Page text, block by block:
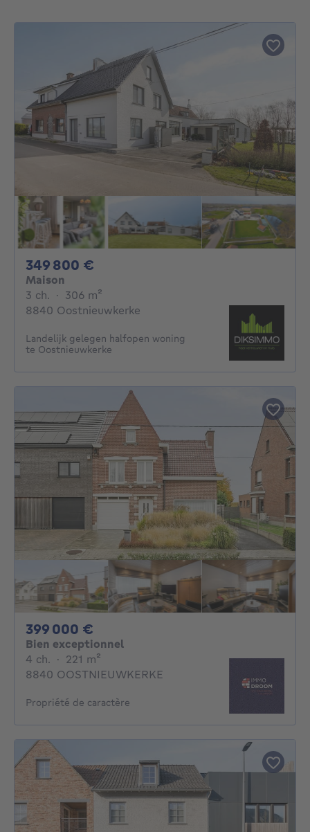
349 800 €
Maison
3 ch. 3 chambres
· 306 m²
8840 Oostnieuwkerke
Landelijk gelegen halfopen woning
te Oostnieuwkerke
399 000 €
Bien exceptionnel
4 ch. 4 chambres
· 221 m²
8840 OOSTNIEUWKERKE
Propriété de caractère